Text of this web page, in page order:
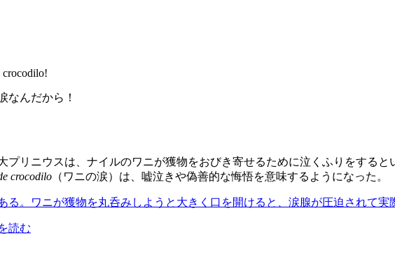
crocodilo!
なんだから！
プリニウスは、ナイルのワニが獲物をおびき寄せるために泣くふりをする
crocodilo （ワニの涙）は、嘘泣きや偽善的な悔悟を意味するようになった。
る。ワニが獲物を丸呑みしようと大きく口を開けると、涙腺が圧迫されて
読む